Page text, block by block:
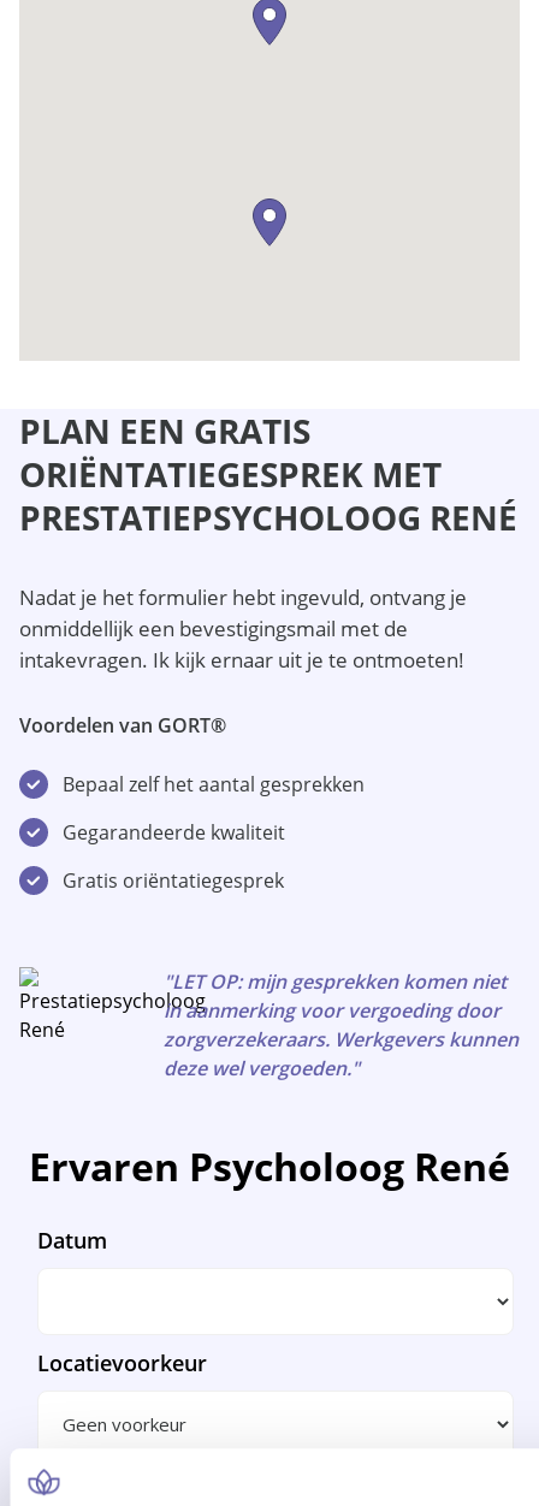
PLAN EEN GRATIS
ORIËNTATIEGESPREK MET
PRESTATIEPSYCHOLOOG RENÉ
Nadat je het formulier hebt ingevuld, ontvang je
onmiddellijk een bevestigingsmail met de
intakevragen. Ik kijk ernaar uit je te ontmoeten!
Voordelen van GORT®
Bepaal zelf het aantal gesprekken
Gegarandeerde kwaliteit
Gratis oriëntatiegesprek
"LET OP: mijn gesprekken komen niet
in aanmerking voor vergoeding door
zorgverzekeraars. Werkgevers kunnen
deze wel vergoeden."